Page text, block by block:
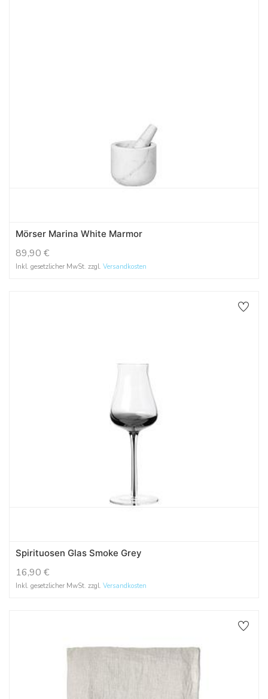
Mörser Marina White Marmor
89,90 €
Inkl. gesetzlicher MwSt. zzgl. Versandkosten
Spirituosen Glas Smoke Grey
16,90 €
Inkl. gesetzlicher MwSt. zzgl. Versandkosten